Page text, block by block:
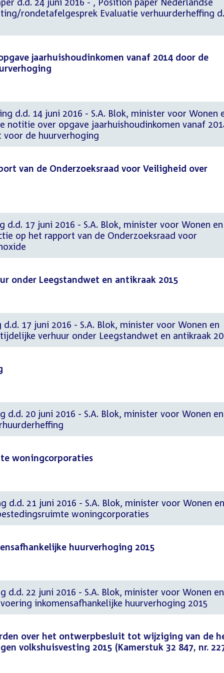
rondetafelgesprek Evaluatie verhuurderheffing
jaarhuishoudinkomen vanaf 2014 door de
d.d. 14 juni 2016 - S.A. Blok, minister voor Wonen
notitie over opgave jaarhuishoudinkomen vanaf
de huurverhoging
van de Onderzoeksraad voor Veiligheid over
d.d. 17 juni 2016 - S.A. Blok, minister voor Wonen en
op het rapport van de Onderzoeksraad voor
onder Leegstandwet en antikraak 2015
17 juni 2016 - S.A. Blok, minister voor Wonen en
verhuur onder Leegstandwet en antikraak
d.d. 20 juni 2016 - S.A. Blok, minister voor Wonen en
woningcorporaties
d.d. 21 juni 2016 - S.A. Blok, minister voor Wonen en
woningcorporaties
huurverhoging 2015
d.d. 22 juni 2016 - S.A. Blok, minister voor Wonen en
inkomensafhankelijke huurverhoging 2015
over het ontwerpbesluit tot wijziging van de
volkshuisvesting 2015 (Kamerstuk 32 847, nr.